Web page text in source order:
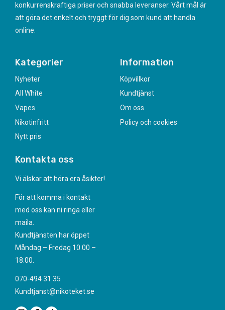
konkurrenskraftiga priser och snabba leveranser. Vårt mål är
att göra det enkelt och tryggt för dig som kund att handla
online.
Kategorier
Nyheter
All White
Vapes
Nikotinfritt
Nytt pris
Information
Köpvillkor
Kundtjänst
Om oss
Policy och cookies
Kontakta oss
Vi älskar att höra era åsikter!
För att komma i kontakt
med oss kan ni ringa eller
maila.
Kundtjänsten har öppet
Måndag – Fredag 10.00 –
18.00.
070-494 31 35
Kundtjanst@nikoteket.se